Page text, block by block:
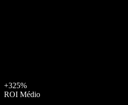
+325%
ROI Médio